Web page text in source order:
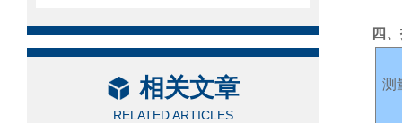
相关文章
RELATED ARTICLES
四、
测